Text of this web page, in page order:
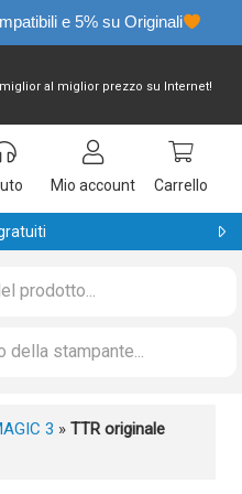
e 5% su Originali
miglior al miglior prezzo su Internet!
Mio account Carrello
24 mesi
3 » TTR originale